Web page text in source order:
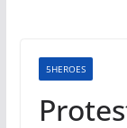
5HEROES